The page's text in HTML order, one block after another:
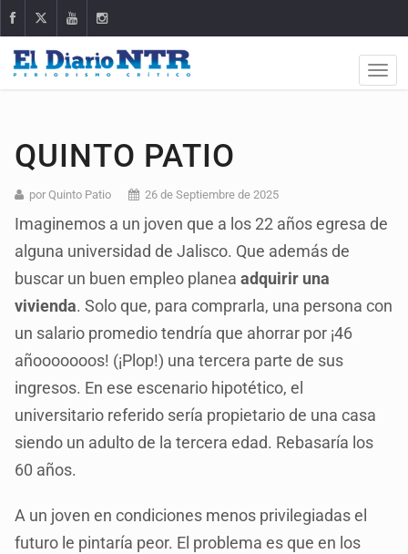
QUINTO PATIO
por Quinto Patio 26 de Septiembre de 2025
Imaginemos a un joven que a los 22 años egresa de
alguna universidad de Jalisco. Que además de
buscar un buen empleo planeaadquirir una
vivienda. Solo que, para comprarla, una persona con
un salario promedio tendría que ahorrar por ¡46
añooooooos! (¡Plop!) una tercera parte de sus
ingresos. En ese escenario hipotético, el
universitario referido sería propietario de una casa
siendo un adulto de la tercera edad. Rebasaría los
60 años.
A un joven en condiciones menos privilegiadas el
futuro le pintaría peor. El problema es que en los